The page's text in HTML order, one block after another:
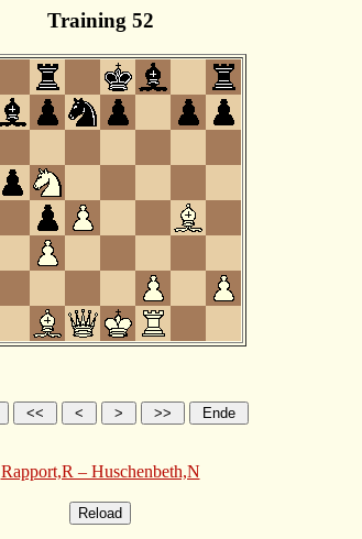
Training 52
Rapport,R – Huschenbeth,N